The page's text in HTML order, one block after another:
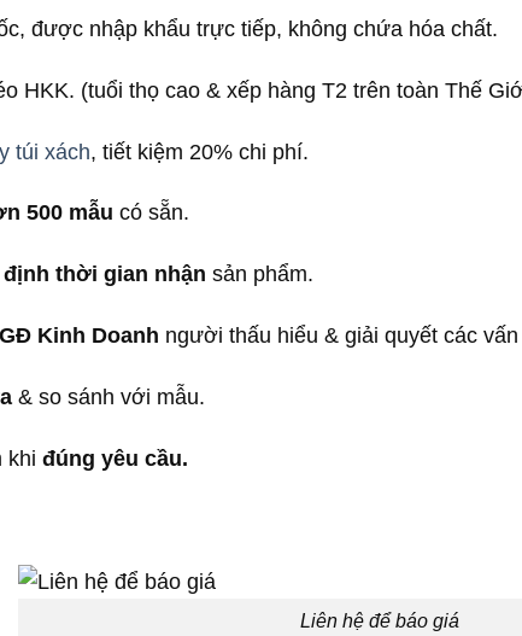
được nhập khẩu trực tiếp, không chứa hóa chất.
HKK. (tuổi thọ cao & xếp hàng T2 trên toàn Thế
túi xách, tiết kiệm 20% chi phí.
500 mẫu có sẵn.
thời gian nhận sản phẩm.
GĐ Kinh Doanh người thấu hiểu & giải quyết các
& so sánh với mẫu.
khi đúng yêu cầu.
Liên hệ để báo giá